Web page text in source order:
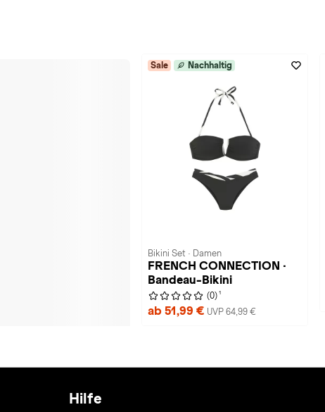
Sale Nachhaltig
Bikini Set · Damen
FRENCH CONNECTION ·
Bandeau-Bikini
(0) 1
ab 51,99 € UVP 64,99 €
Hilfe